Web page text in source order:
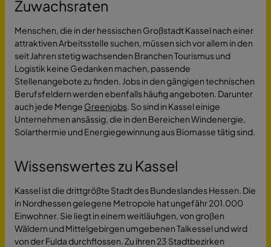
Zuwachsraten
Menschen, die in der hessischen Großstadt Kassel nach einer
attraktiven Arbeitsstelle suchen, müssen sich vor allem in den
seit Jahren stetig wachsenden Branchen Tourismus und
Logistik keine Gedanken machen, passende
Stellenangebote zu finden. Jobs in den gängigen technischen
Berufsfeldern werden ebenfalls häufig angeboten. Darunter
auch jede Menge Greenjobs. So sind in Kassel einige
Unternehmen ansässig, die in den Bereichen Windenergie,
Solarthermie und Energiegewinnung aus Biomasse tätig sind.
Wissenswertes zu Kassel
Kassel ist die drittgrößte Stadt des Bundeslandes Hessen. Die
in Nordhessen gelegene Metropole hat ungefähr 201.000
Einwohner. Sie liegt in einem weitläufigen, von großen
Wäldern und Mittelgebirgen umgebenen Talkessel und wird
von der Fulda durchflossen. Zu ihren 23 Stadtbezirken